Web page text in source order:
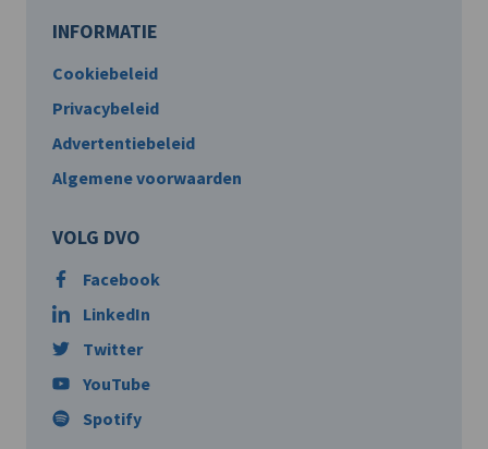
INFORMATIE
Cookiebeleid
Privacybeleid
Advertentiebeleid
Algemene voorwaarden
VOLG DVO
Facebook
LinkedIn
Twitter
YouTube
Spotify